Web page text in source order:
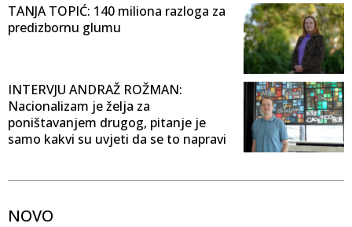
TANJA TOPIĆ: 140 miliona razloga za
predizbornu glumu
INTERVJU ANDRAŽ ROŽMAN:
Nacionalizam je želja za
poništavanjem drugog, pitanje je
samo kakvi su uvjeti da se to napravi
NOVO